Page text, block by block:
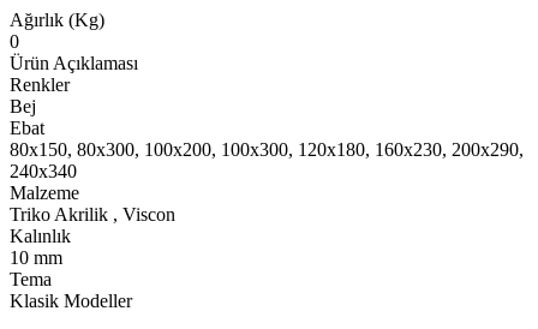
Ağırlık (Kg)
0
Ürün Açıklaması
Renkler
Bej
Ebat
80x150, 80x300, 100x200, 100x300, 120x180, 160x230, 200x290,
240x340
Malzeme
Triko Akrilik , Viscon
Kalınlık
10 mm
Tema
Klasik Modeller